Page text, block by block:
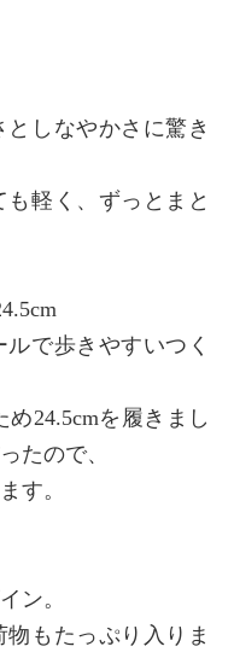
しなやかさに驚き
軽く、ずっとまと
で歩きやすいつく
24.5cmを履きまし
たので、
す。
ン。
もたっぷり入りま